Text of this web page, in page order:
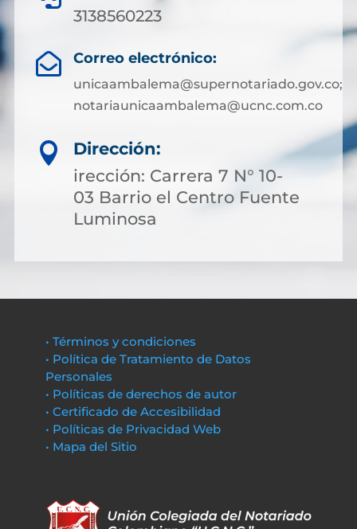
3138560223
 Correo electrónico:
unicaambalema@supernotariado.gov.co;
notariaunicaambalema@ucnc.com.co

Dirección:
irección: Carrera 7 N° 10-
03 Barrio el Centro Fuente
Luminosa
• Términos y condiciones
• Política de Tratamiento de Datos
Personales
• Políticas de derechos de autor
• Certificado de Accesibilidad
• Políticas de Privacidad Web
• Mapa del Sitio